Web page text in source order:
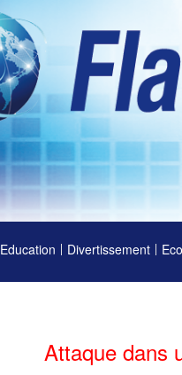
Education Divertissement
Attaque dans